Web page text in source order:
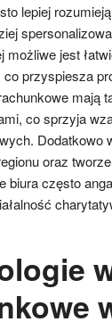
lepiej
jest
przyspiesza
mają
co sprzyja
Dodatkowo
oraz
biura często